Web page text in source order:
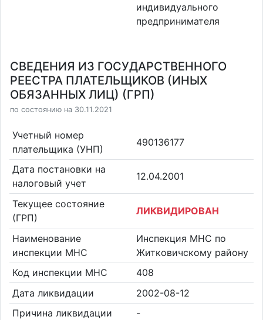
индивидуального
предпринимателя
СВЕДЕНИЯ ИЗ ГОСУДАРСТВЕННОГО
РЕЕСТРА ПЛАТЕЛЬЩИКОВ (ИНЫХ
ОБЯЗАННЫХ ЛИЦ) (ГРП)
по состоянию на 30.11.2021
Учетный номер
плательщика (УНП)
490136177
Дата постановки на
налоговый учет
12.04.2001
Текущее состояние
(ГРП)
ЛИКВИДИРОВАН
Наименование
инспекции МНС
Инспекция МНС по
Житковичскому району
Код инспекции МНС
408
Дата ликвидации
2002-08-12
Причина ликвидации
-